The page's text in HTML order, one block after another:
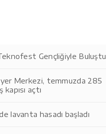
Teknofest Gençliğiyle Buluştu
Merkezi, temmuzda 285
açtı
lavanta hasadı başladı